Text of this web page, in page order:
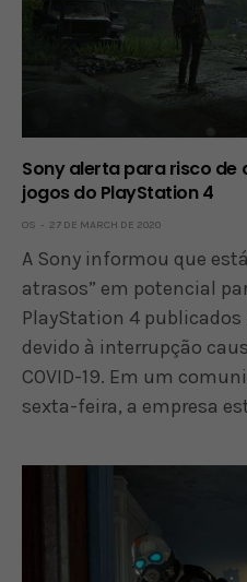
Sony alerta para risco
jogos do PlayStation 4
OS 27 DE MARCH DE 2020
A Sony informou que
atrasos” em potencial
PlayStation 4 publicados
devido à interrupção
COVID-19. Em um
sexta-feira, a empresa